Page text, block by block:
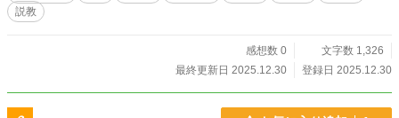
説教
感想数 0
文字数 1,326
最終更新日 2025.12.30
登録日 2025.12.30